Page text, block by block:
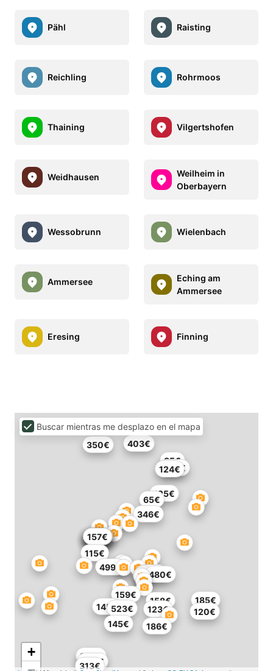
Pähl Raisting
Reichling Rohrmoos
Thaining Vilgertshofen
Weidhausen
Weilheim in
Oberbayern
Wessobrunn Wielenbach
Ammersee
Eching am
Ammersee
Eresing Finning
200€
350€
346€
185€
120€
65€
145€
403€
523€
179€
154€
154€
179€
499€
154€
124€
125€
480€
308€
313€
248€
220€
85€
158€
157€
159€
115€
123€
186€
145€
+
Buscar mientras me desplazo en el mapa